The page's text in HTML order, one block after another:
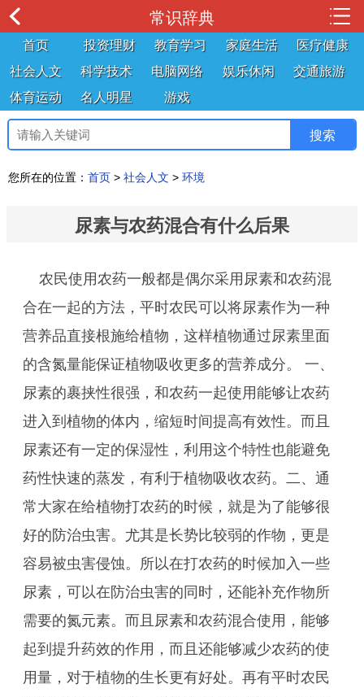
常识辞典
首页 投资理财 教育学习 家庭生活
医疗健康
社会人文
科学技术 电脑网络 娱乐休闲
交通旅游
体育运动
名人明星 游戏
您所在的位置： 首页 > 社会人文 > 环境
尿素与农药混合有什么后果
农民使用农药一般都是偶尔采用尿素和农药混
合在一起的方法，平时农民可以将尿素作为一种
营养品直接根施给植物，这样植物通过尿素里面
的含氮量能保证植物吸收更多的营养成分。 一、
尿素的裹挟性很强，和农药一起使用能够让农药
进入到植物的体内，缩短时间提高有效性。而且
尿素还有一定的保湿性，利用这个特性也能避免
药性快速的蒸发，有利于植物吸收农药。二、通
常大家在给植物打农药的时候，就是为了能够很
好的防治虫害。尤其是长势比较弱的作物，更是
容易被虫害侵蚀。所以在打农药的时候加入一些
尿素，可以在防治虫害的同时，还能补充作物所
需要的氮元素。而且尿素和农药混合使用，能够
起到提升药效的作用，而且还能够减少农药的使
用量，对于植物的生长更有好处。再有平时农民